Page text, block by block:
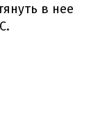
в нее